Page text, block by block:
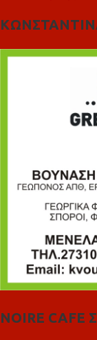
NOIRE CAFE